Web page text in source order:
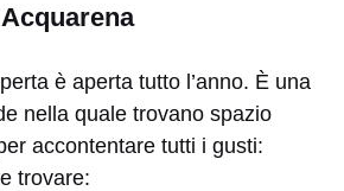
è aperta tutto l’anno. È una
nella quale trovano spazio
accontentare tutti i gusti:
trovare: